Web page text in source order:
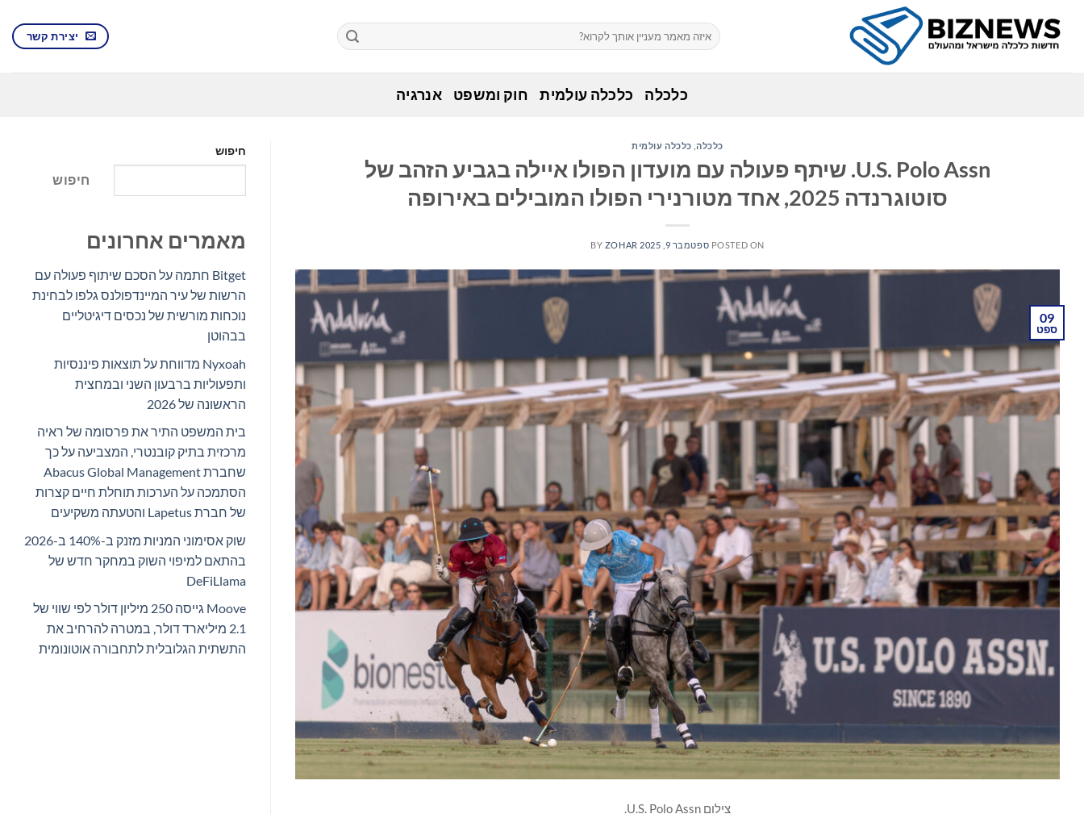
content
יצירת קשר
כלכלה כלכלה עולמית חוק ומשפט אנרגיה
כלכלה, כלכלה עולמית
U.S. Polo Assn. שיתף פעולה עם מועדון הפולו איילה בגביע הזהב של
סוטוגרנדה 2025, אחד מטורנירי הפולו המובילים באירופה
POSTED ON ספטמבר 9, 2025 BY ZOHAR
09
ספט
צילום U.S. Polo Assn.
חיפוש
חיפוש
מאמרים אחרונים
Bitget חתמה על הסכם שיתוף פעולה עם
הרשות של עיר המיינדפולנס גלפו לבחינת
נוכחות מורשית של נכסים דיגיטליים
בבהוטן
Nyxoah מדווחת על תוצאות פיננסיות
ותפעוליות ברבעון השני ובמחצית
הראשונה של 2026
בית המשפט התיר את פרסומה של ראיה
מרכזית בתיק קובנטרי, המצביעה על כך
שחברת Abacus Global Management
הסתמכה על הערכות תוחלת חיים קצרות
של חברת Lapetus והטעתה משקיעים
שוק אסימוני המניות מזנק ב-140% ב-2026
בהתאם למיפוי השוק במחקר חדש של
DeFiLlama
Moove גייסה 250 מיליון דולר לפי שווי של
2.1 מיליארד דולר, במטרה להרחיב את
התשתית הגלובלית לתחבורה אוטונומית